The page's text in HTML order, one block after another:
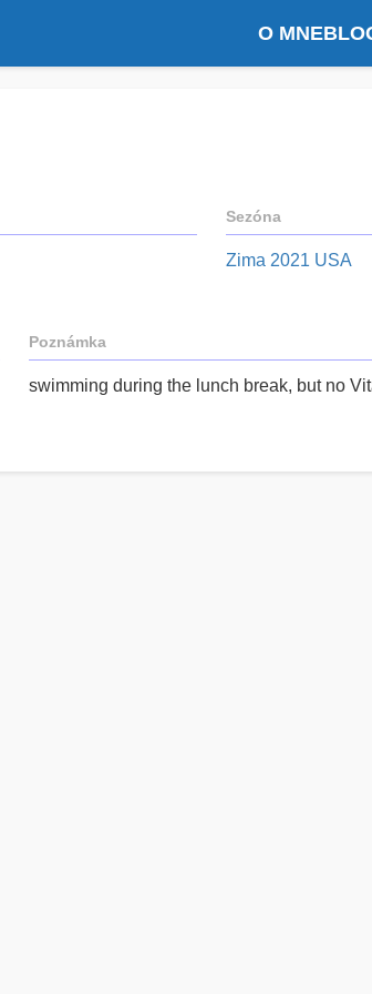
O MNE
Sezóna
Zima 2021 USA
Poznámka
swimming during the lunch break, but no